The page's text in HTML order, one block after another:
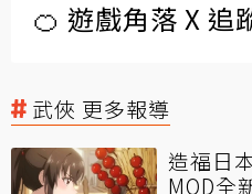
🍊 遊戲角落 X 追
武俠 更多報導
造福日
MOD全